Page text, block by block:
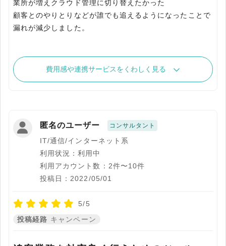
業所が増えクラウド管理に切り替えたかった
顧客とのやりとりなどが誰でも追えるようになったことで
漏れが減少しました。
費用感や連携サービスをくわしく見る
匿名のユーザー コンサルタント
IT/通信/インターネット系
利用状況：利用中
利用アカウント数：2件〜10件
投稿日：2022/05/01
5/5
投稿経路 キャンペーン